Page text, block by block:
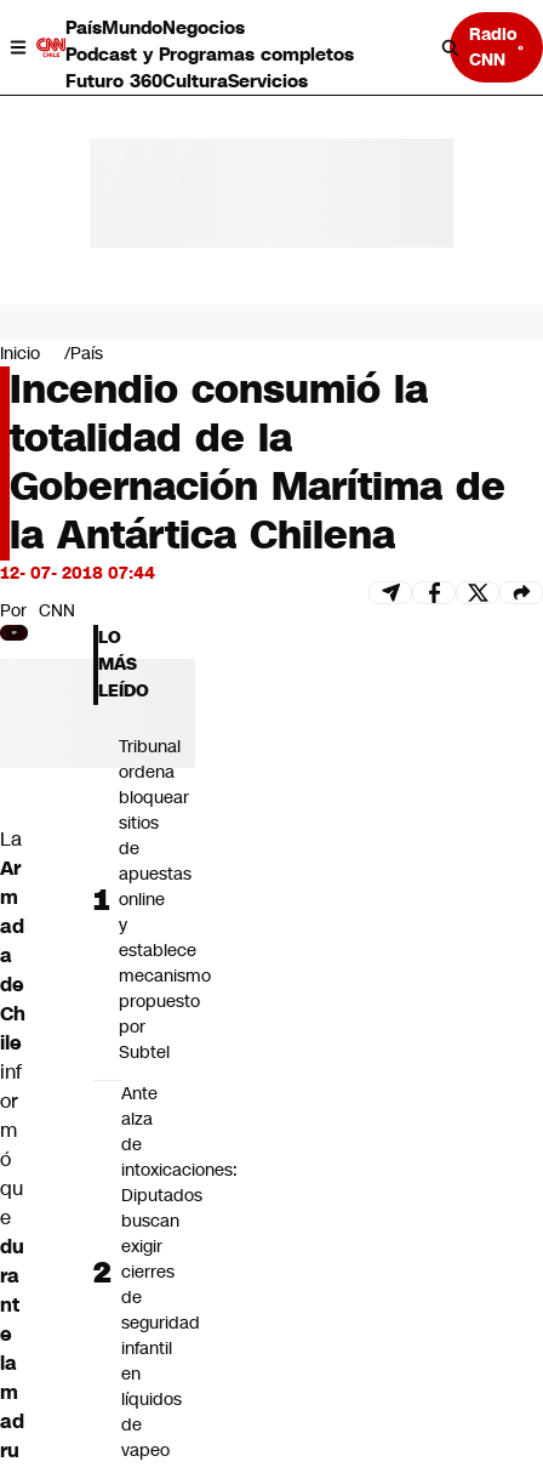
PaísMundoNegocios
Podcast y Programas completos
Futuro 360CulturaServicios
Radio
CNN
Negocios
Deportes
Programas completos
Cultura
Servicios
Bits
CNN tiempo
Futuro 360
Inicio País
Incendio consumió la
totalidad de la
Gobernación Marítima de
la Antártica Chilena
12- 07- 2018 07:44
Por CNN
La
Ar
m
ad
a
de
Ch
ile
inf
or
m
ó
qu
e
du
ra
nt
e
la
m
ad
ru
LO
MÁS
LEÍDO
Tribunal
ordena
bloquear
sitios
de
apuestas
online
y
establece
mecanismo
propuesto
por
Subtel
Ante
alza
de
intoxicaciones:
Diputados
buscan
exigir
cierres
de
seguridad
infantil
en
líquidos
de
vapeo